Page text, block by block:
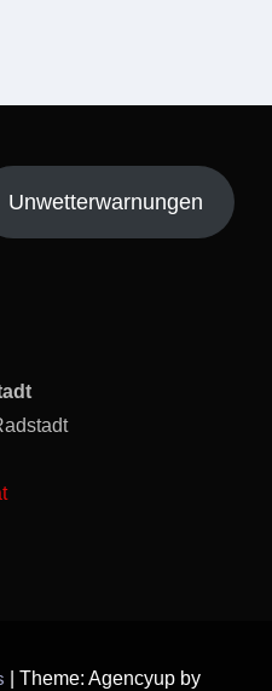
Unwetterwarnungen
Theme: Agencyup by